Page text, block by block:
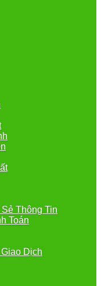
Thông Tin
Toán
Dịch